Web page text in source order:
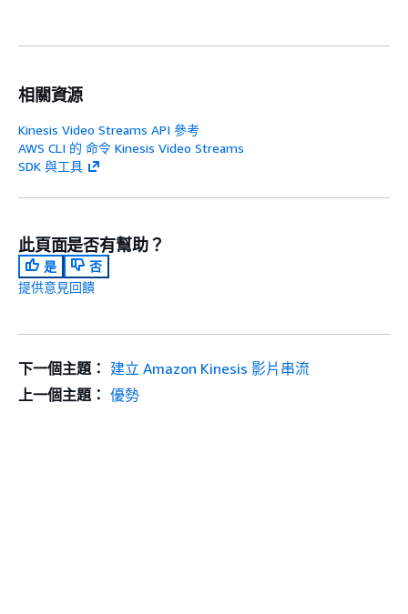
相關資源
Kinesis Video Streams API 參考
AWS CLI 的 命令 Kinesis Video Streams
SDK 與工具
此頁面是否有幫助？
是
否
提供意見回饋
下一個主題： 建立 Amazon Kinesis 影片串流
上一個主題： 優勢